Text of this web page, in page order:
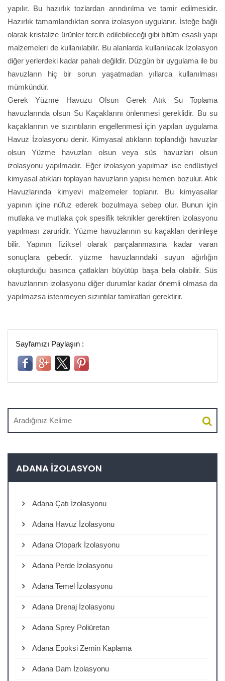
yapılır. Bu hazırlık tozlardan arındırılma ve tamir edilmesidir.
Hazırlık tamamlandıktan sonra izolasyon uygulanır. İsteğe bağlı
olarak kristalize ürünler tercih edilebileceği gibi bitüm esaslı yapı
malzemeleri de kullanılabilir. Bu alanlarda kullanılacak İzolasyon
diğer yerlerdeki kadar pahalı değildir. Düzgün bir uygulama ile bu
havuzların hiç bir sorun yaşatmadan yıllarca kullanılması
mümkündür.
Gerek Yüzme Havuzu Olsun Gerek Atık Su Toplama
havuzlarında olsun Su Kaçaklarını önlenmesi gereklidir. Bu su
kaçaklarının ve sızıntıların engellenmesi için yapılan uygulama
Havuz İzolasyonu denir. Kimyasal atıkların toplandığı havuzlar
olsun Yüzme havuzları olsun veya süs havuzları olsun
izolasyonu yapılmadır. Eğer izolasyon yapılmaz ise endüstiyel
kimyasal atıkları toplayan havuzların yapısı hemen bozulur. Atık
Havuzlarında kimyevi malzemeler toplanır. Bu kimyasallar
yapının içine nüfuz ederek bozulmaya sebep olur. Bunun için
mutlaka ve mutlaka çok spesifik teknikler gerektiren izolasyonu
yapılması zaruridir. Yüzme havuzlarının su kaçakları derinleşe
bilir. Yapının fiziksel olarak parçalanmasına kadar varan
sonuçlara gebedir. yüzme havuzlarındaki suyun ağırlığın
oluşturduğu basınca çatlakları büyütüp başa bela olabilir. Süs
havuzlarının izolasyonu diğer durumlar kadar önemli olmasa da
yapılmazsa istenmeyen sızıntılar tamiratları gerektirir.
Sayfamızı Paylaşın :
ADANA İZOLASYON
Adana Çatı İzolasyonu
Adana Havuz İzolasyonu
Adana Otopark İzolasyonu
Adana Perde İzolasyonu
Adana Temel İzolasyonu
Adana Drenaj İzolasyonu
Adana Sprey Poliüretan
Adana Epoksi Zemin Kaplama
Adana Dam İzolasyonu